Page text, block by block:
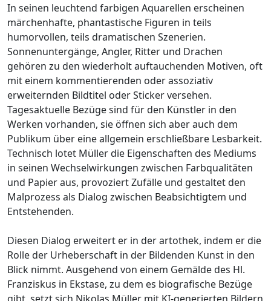
In seinen leuchtend farbigen Aquarellen erscheinen
märchenhafte, phantastische Figuren in teils
humorvollen, teils dramatischen Szenerien.
Sonnenuntergänge, Angler, Ritter und Drachen
gehören zu den wiederholt auftauchenden Motiven, oft
mit einem kommentierenden oder assoziativ
erweiternden Bildtitel oder Sticker versehen.
Tagesaktuelle Bezüge sind für den Künstler in den
Werken vorhanden, sie öffnen sich aber auch dem
Publikum über eine allgemein erschließbare Lesbarkeit.
Technisch lotet Müller die Eigenschaften des Mediums
in seinen Wechselwirkungen zwischen Farbqualitäten
und Papier aus, provoziert Zufälle und gestaltet den
Malprozess als Dialog zwischen Beabsichtigtem und
Entstehenden.
Diesen Dialog erweitert er in der artothek, indem er die
Rolle der Urheberschaft in der Bildenden Kunst in den
Blick nimmt. Ausgehend von einem Gemälde des Hl.
Franziskus in Ekstase, zu dem es biografische Bezüge